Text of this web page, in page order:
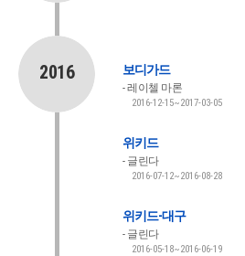
2016 보디가드
레이첼 마론
2016-12-15~2017-03-05
위키드
글린다
2016-07-12~2016-08-28
위키드-대구
글린다
2016-05-18~2016-06-19